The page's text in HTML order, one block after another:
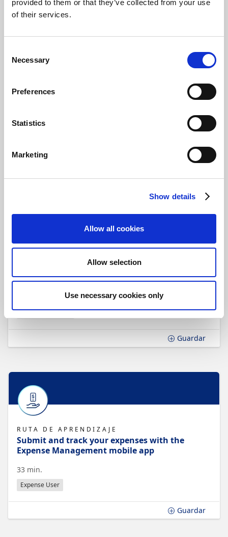
provided to them or that they’ve collected from your use
of their services.
Selection
Necessary
Preferences
Statistics
Marketing
Show details
Allow all cookies
Allow selection
Use necessary cookies only
Document Capture
Guardar
RUTA DE APRENDIZAJE
Get started using Document Output
Document Output
Guardar
RUTA DE APRENDIZAJE
Submit and track your expenses with the
Expense Management mobile app
33 min.
Expense User
Guardar